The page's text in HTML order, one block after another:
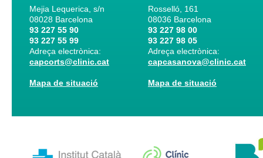
Mejia Lequerica, s/n
08028 Barcelona
93 227 55 90
93 227 55 99
Adreça electrònica:
capcorts@clinic.cat
Mapa de situació
Rosselló, 161
08036 Barcelona
93 227 98 00
93 227 98 05
Adreça electrònica:
capcasanova@clinic.cat
Mapa de situació